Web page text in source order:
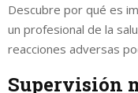
Descubre por qué es
un profesional de la
reacciones adversas
Supervisión